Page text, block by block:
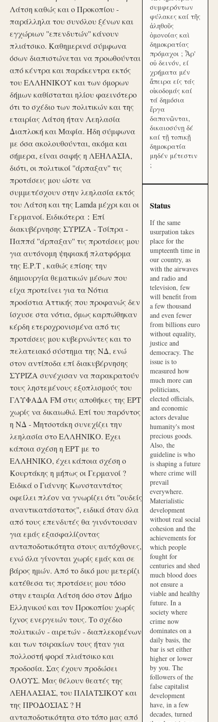
Λάτση καθώς και ο Προκοπίου -
παράλληλα του συνόλου ξένων και
εγχώριων ''επενδυτών'' κάνουν
πλιάτσικο. Καθημερινά σύμφωνα
όσων διαπιστώνεται να προωθούνται
από κέντρα και παράκεντρα εκτός
του ΕΛΛΗΝΙΚΟΥ και των όμορων
δήμων καθίσταται ηλίου φαεινότερο
ότι το σχέδιο των πολιτικών και της
εταιρίας Λάτση ήταν Λεηλασία
Διαπλοκή και Μαφία. Ήδη σύμφωνα
με όσα ακολουθούνται, ακόμα και
σήμερα, είναι σαφής η ΛΕΗΛΑΣΙΑ,
διότι, οι πολιτικοί ''άρπαξαν'' τις
προτάσεις μου ώστε να
συμμετέσχουν στην λεηλασία εκτός
του Λάτση και της Lamda μέχρι και οι
Γερμανοί. Ειδικότερα：Επί
διακυβέρνησης ΣΥΡΙΖΑ - Τσίπρα -
Παππά ''άρπαξαν'' τις προτάσεις μου
για αυτόνομη ψηφιακή πλατφόρμα
της Ε.Ρ.Τ , καθώς επίσης την
δημιουργία θεματικών μέσων που
είχα προτείνει για τα Νότια
προάστια Αττικής που προφανώς δεν
ίσχυσε στα νότια, όμως καρπώθηκαν
κέρδη ετεροχρονισμένα από τις
προτάσεις μου κυβερνώντες και το
πελατειακό σύστημα της ΝΔ, ενώ
στον αντίποδα επί διακυβέρνησης
ΣΥΡΙΖΑ συνέχισαν να παρακρατούν
τους ληστεμένους εξοπλισμούς του
ΓΛΥΦΑΔΑ FM στις αποθήκες της ΕΡΤ
χωρίς να δικαιωθώ. Επί του παρόντος
η ΝΔ - Μητσοτάκη συνεχίζει την
λεηλασία στο ΕΛΛΗΝΙΚΟ. Έχει
κάποια σχέση η ΕΡΤ με το
ΕΛΛΗΝΙΚΟ, έχει κάποια σχέση ο
Κουρτάκης η μήπως οι Γερμανοί ?
Ειδικά ο Γιάννης Κωνσταντάτος
οφείλει πλέον να γνωρίζει ότι ''ουδείς
αναντικατάστατος'', ειδικά όταν όλα
από τους επενδυτές θα γινόντουσαν
για εμάς εξασφαλίζοντας
ανταποδοτικότητα στους αυτόχθονες,
ενώ όλα γίνονται χωρίς εμάς και σε
βάρος ημών. Από το δικό μου μετερίζι
κατέθεσα τις προτάσεις μου τόσο
στην εταιρία Λάτση όσο στον Δήμο
Ελληνικού και τον Προκοπίου χωρίς
ίχνος ενεργειών τους. Το σχέδιο
πολιτικών - αιρετών - διαπλεκομένων
και των τσιρακίων τους ήταν για
πολλοστή φορά πλιάτσικο και
προδοσία. Σας έχουν προδώσει
ΟΛΟΥΣ. Μας θέλουν θεατές της
ΛΕΗΛΑΣΙΑΣ, του ΠΛΙΑΤΣΙΚΟΥ και
της ΠΡΟΔΟΣΙΑΣ ? Η
ανταποδοτικότητα στο τόπο μας από
συμφερόντων
φύλακες καί τῆς
ἀληθοῦς
ὁμονοίας καὶ
δημοκρατίας
πρόμαχοι ; Ἆρ'
οὐ δεινόν, εί
χρήματα μέν
ἄπειρα είς τάς
οἰκοδομάς καί
τά δημόσια
ἔργα
δαπανῶνται,
δικαιοσύνῃ δέ
καί τῇ τοπικῇ
δημοκρατία
μηδέν μέτεστιν
;
Status
If the same
usurpation takes
place for the
umpteenth time in
our country, as
with the airwaves
and radio and
television, few
will benefit from
a few thousand
and even fewer
from billions euro
without equality,
justice and
democracy. The
issue is to
measured how
much more can
politicians,
elected officials,
and economic
actors devalue
humanity's most
precious goods.
Also, the
guideline is who
is shaping a future
where crime will
prevail
everywhere.
Materialistic
development
without real social
cohesion and the
achievements for
which people
fought for
centuries and shed
much blood does
not ensure a
viable and healthy
future. In a
society where
crime now
dominates on a
daily basis, the
bar is set either
higher or lower
by you. The
followers of the
false capitalist
development
have, in a few
decades, turned